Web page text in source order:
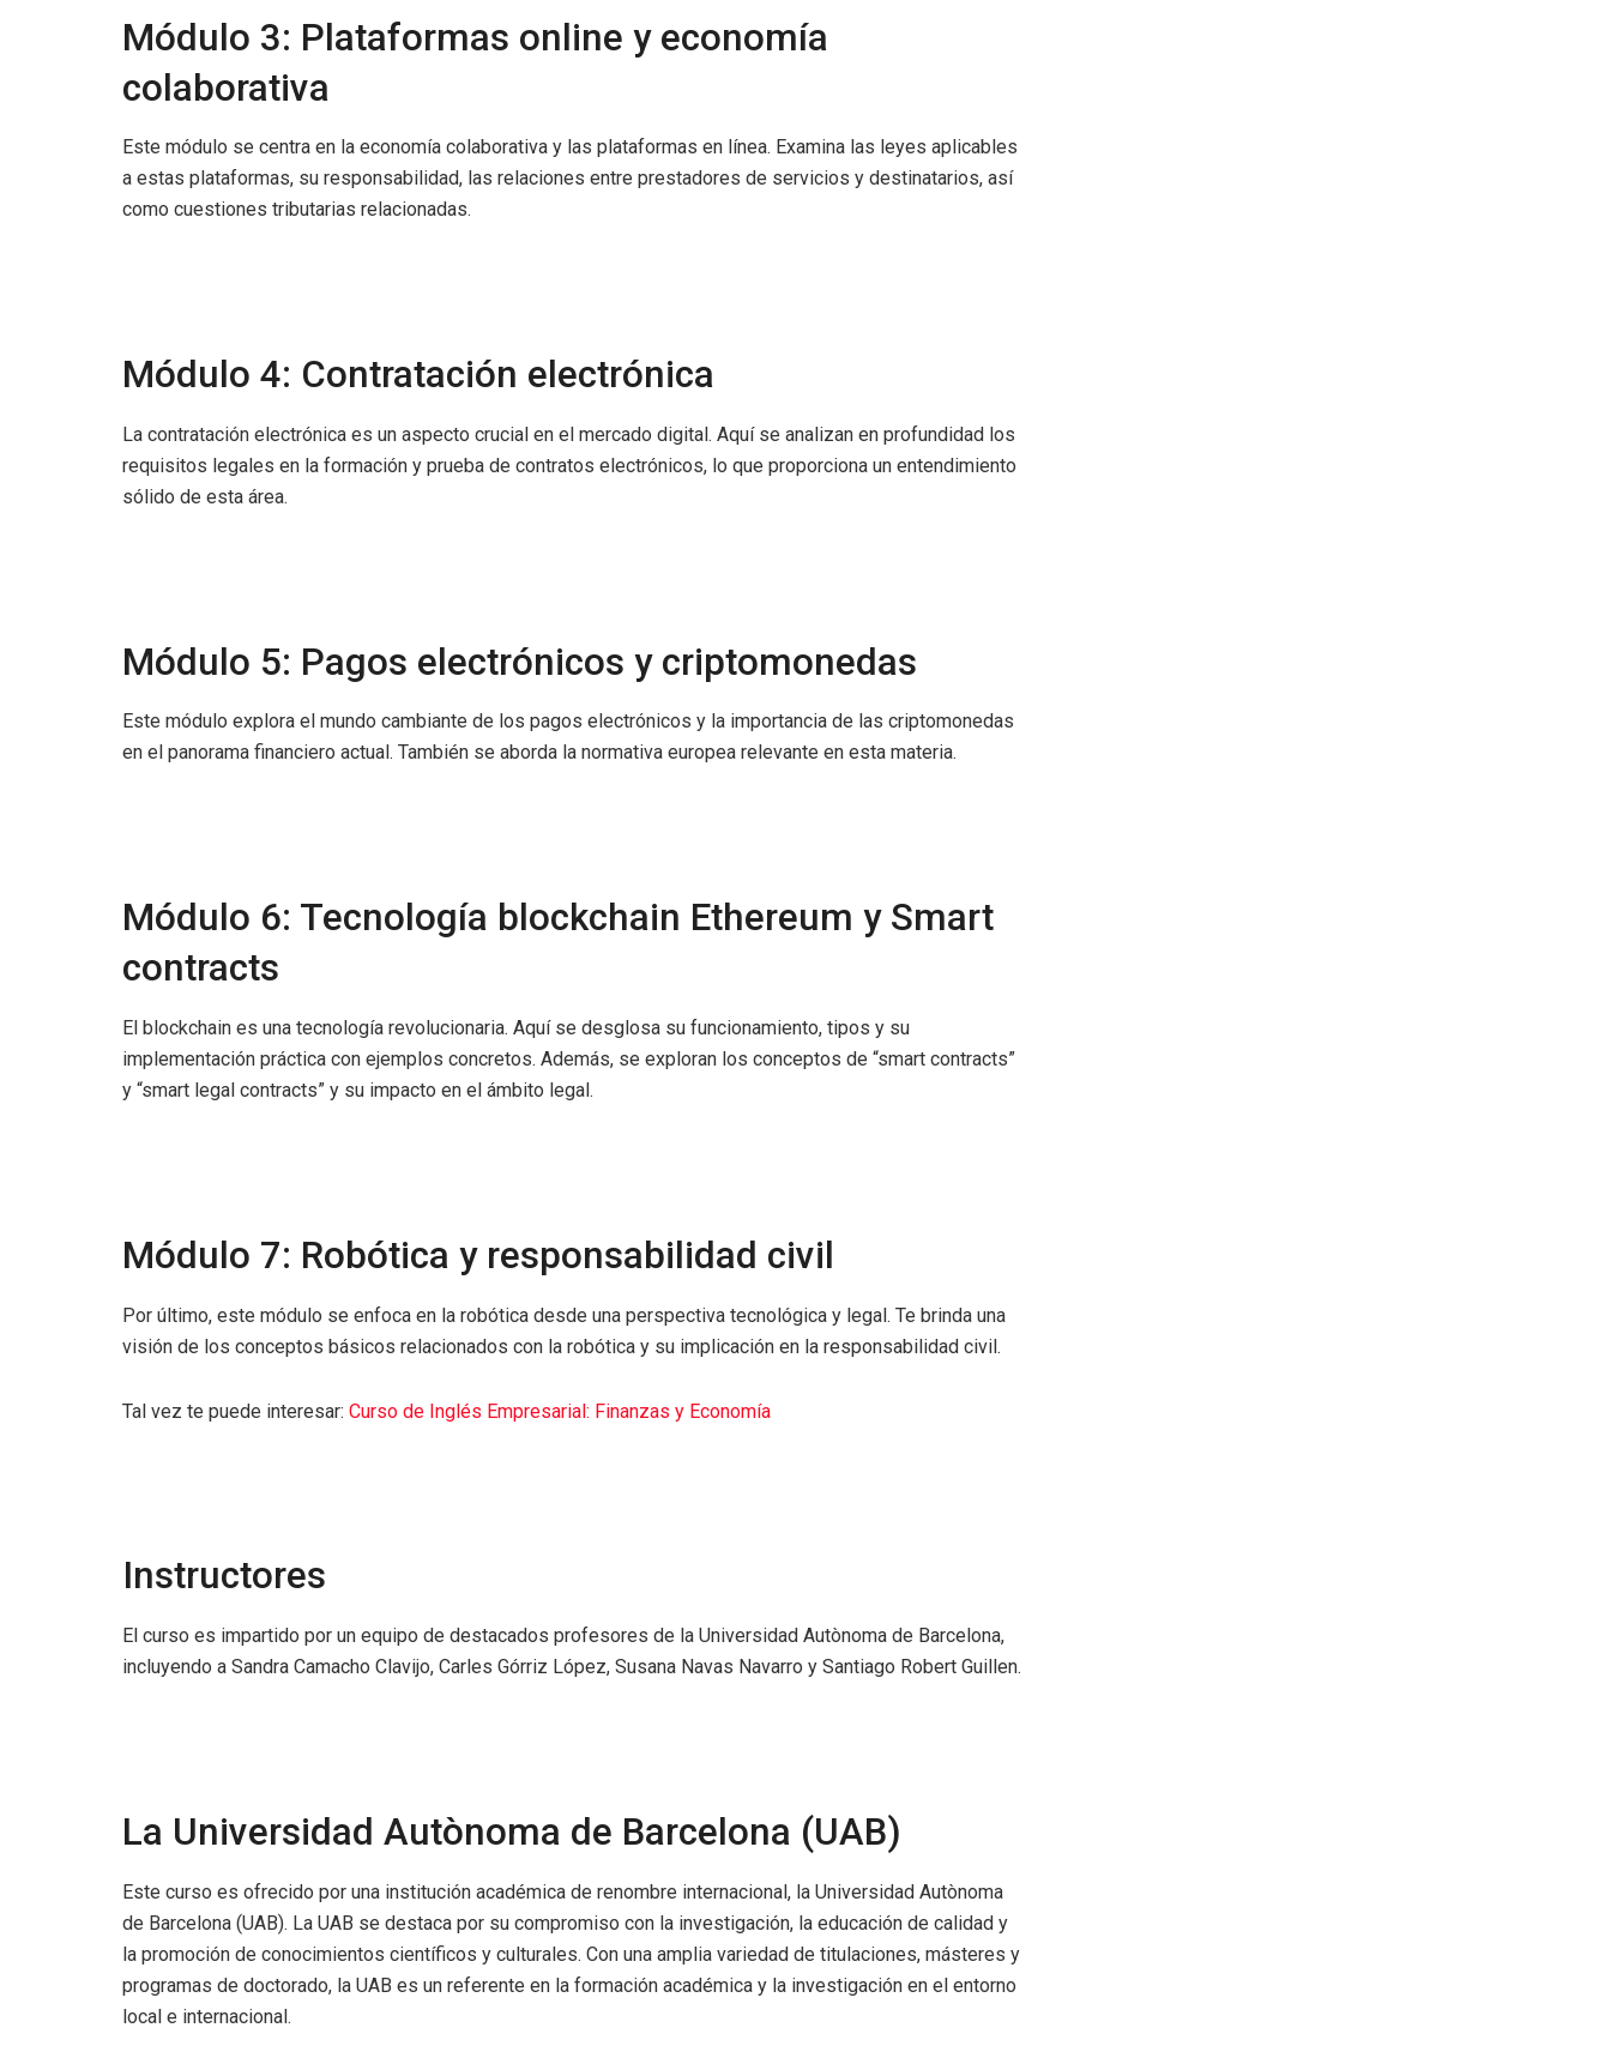
Módulo 3: Plataformas online y economía
colaborativa
Este módulo se centra en la economía colaborativa y las plataformas en línea. Examina las leyes aplicables
a estas plataformas, su responsabilidad, las relaciones entre prestadores de servicios y destinatarios, así
como cuestiones tributarias relacionadas.
Módulo 4: Contratación electrónica
La contratación electrónica es un aspecto crucial en el mercado digital. Aquí se analizan en profundidad los
requisitos legales en la formación y prueba de contratos electrónicos, lo que proporciona un entendimiento
sólido de esta área.
Módulo 5: Pagos electrónicos y criptomonedas
Este módulo explora el mundo cambiante de los pagos electrónicos y la importancia de las criptomonedas
en el panorama financiero actual. También se aborda la normativa europea relevante en esta materia.
Módulo 6: Tecnología blockchain Ethereum y Smart
contracts
El blockchain es una tecnología revolucionaria. Aquí se desglosa su funcionamiento, tipos y su
implementación práctica con ejemplos concretos. Además, se exploran los conceptos de “smart contracts”
y “smart legal contracts” y su impacto en el ámbito legal.
Módulo 7: Robótica y responsabilidad civil
Por último, este módulo se enfoca en la robótica desde una perspectiva tecnológica y legal. Te brinda una
visión de los conceptos básicos relacionados con la robótica y su implicación en la responsabilidad civil.
Tal vez te puede interesar: Curso de Inglés Empresarial: Finanzas y Economía
Instructores
El curso es impartido por un equipo de destacados profesores de la Universidad Autònoma de Barcelona,
incluyendo a Sandra Camacho Clavijo, Carles Górriz López, Susana Navas Navarro y Santiago Robert Guillen.
La Universidad Autònoma de Barcelona (UAB)
Este curso es ofrecido por una institución académica de renombre internacional, la Universidad Autònoma
de Barcelona (UAB). La UAB se destaca por su compromiso con la investigación, la educación de calidad y
la promoción de conocimientos científicos y culturales. Con una amplia variedad de titulaciones, másteres y
programas de doctorado, la UAB es un referente en la formación académica y la investigación en el entorno
local e internacional.